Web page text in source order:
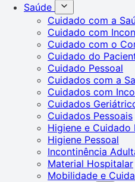
Saúde
Cuidado com a
Cuidado com
Cuidado com o
Cuidado do
Cuidado Pessoal
Cuidados com a
Cuidados com
Cuidados
Cuidados Pessoais
Higiene e Cuidado
Higiene Pessoal
Incontinência
Material Hospitalar
Mobilidade e